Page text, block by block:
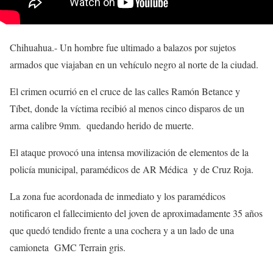
Chihuahua.- Un hombre fue ultimado a balazos por sujetos
armados que viajaban en un vehículo negro al norte de la ciudad.
El crimen ocurrió en el cruce de las calles Ramón Betance y
Tíbet, donde la víctima recibió al menos cinco disparos de un
arma calibre 9mm. quedando herido de muerte.
El ataque provocó una intensa movilización de elementos de la
policía municipal, paramédicos de AR Médica y de Cruz Roja.
La zona fue acordonada de inmediato y los paramédicos
notificaron el fallecimiento del joven de aproximadamente 35 años
que quedó tendido frente a una cochera y a un lado de una
camioneta GMC Terrain gris.